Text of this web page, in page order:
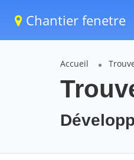
Chantier fenetre
Accueil